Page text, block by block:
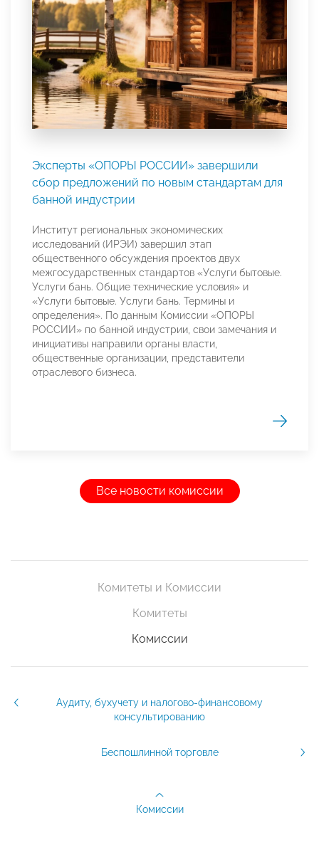
Эксперты «ОПОРЫ РОССИИ» завершили
сбор предложений по новым стандартам для
банной индустрии
Институт региональных экономических
исследований (ИРЭИ) завершил этап
общественного обсуждения проектов двух
межгосударственных стандартов «Услуги бытовые.
Услуги бань. Общие технические условия» и
«Услуги бытовые. Услуги бань. Термины и
определения». По данным Комиссии «ОПОРЫ
РОССИИ» по банной индустрии, свои замечания и
инициативы направили органы власти,
общественные организации, представители
отраслевого бизнеса.
Все новости комиссии
Комитеты и Комиссии
Комитеты
Комиссии
Аудиту, бухучету и налогово-финансовому
консультированию
Беспошлинной торговле
Комиссии